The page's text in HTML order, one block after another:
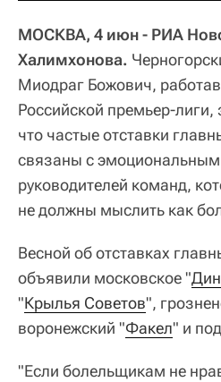
МОСКВА, 4 июн - РИА
Халимхонова.
Миодраг Божович,
Российской премьер-
что частые отставки
связаны с
руководителей команд,
не должны мыслить как
Весной об отставках
объявили московское "
"Крылья Советов",
воронежский "Факел" и
"Если болельщикам не